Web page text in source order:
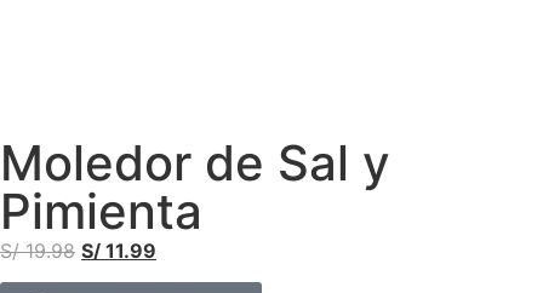
Moledor de Sal y
Pimienta
S/19.98 S/ 11.99